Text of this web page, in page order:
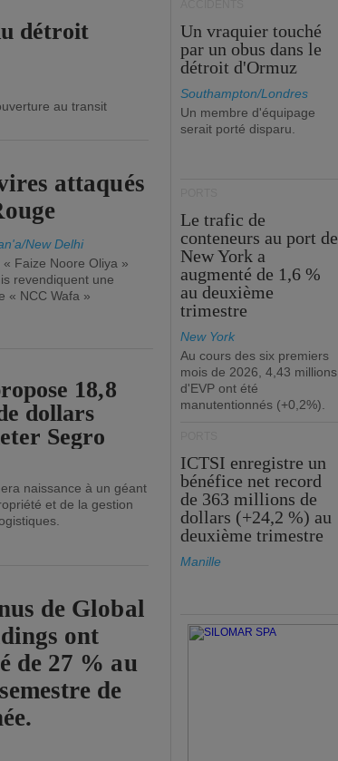
détroit
au transit
attaqués
New Delhi
Faize Noore Oliya »
revendiquent une
« NCC Wafa »
18,8
dollars
Segro
naissance à un géant
et de la gestion
de Global
ont
de 27 % au
de
Un vraquier touché
par un obus dans le
détroit d'Ormuz
Southampton/Londres
Un membre d'équipage
serait porté disparu.
Le trafic de
conteneurs au port de
New York a
augmenté de 1,6 %
au deuxième
trimestre
New York
Au cours des six premiers
mois de 2026, 4,43 millions
d'EVP ont été
manutentionnés (+0,2%).
ICTSI enregistre un
bénéfice net record
de 363 millions de
dollars (+24,2 %) au
deuxième trimestre
Manille